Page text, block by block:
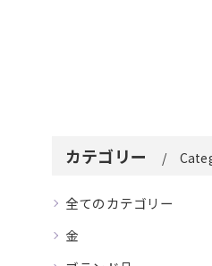
カテゴリー
全てのカテゴリー
金